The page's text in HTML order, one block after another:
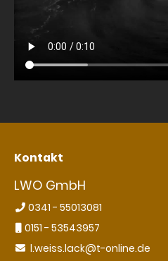
Kontakt
LWO GmbH
0341 - 55013081
0151 - 53543957
l.weiss.lack@t-online.de